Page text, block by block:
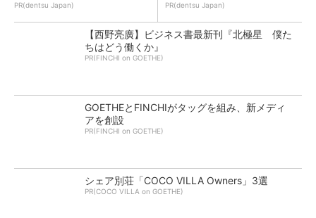
PR(dentsu Japan) PR(dentsu Japan)
【西野亮廣】ビジネス書最新刊『北極星 僕た
ちはどう働くか』
PR(FINCHI on GOETHE)
GOETHEとFINCHIがタッグを組み、新メディ
アを創設
PR(FINCHI on GOETHE)
シェア別荘「COCO VILLA Owners」3選
PR(COCO VILLA on GOETHE)